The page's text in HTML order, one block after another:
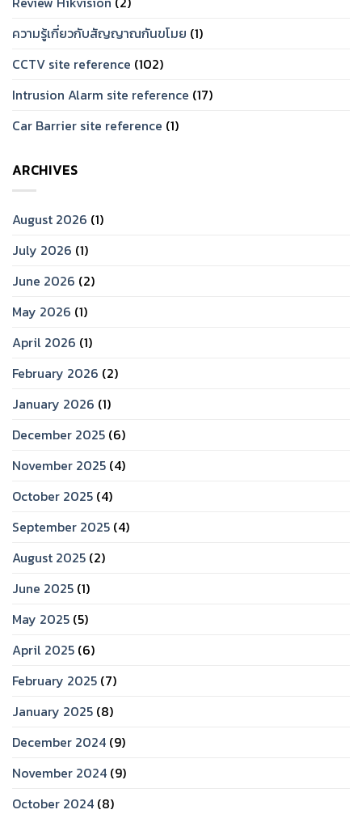
ความรู้เกี่ยวกับสัญญาณกันขโมย (1)
CCTV site reference (102)
Intrusion Alarm site reference (17)
Car Barrier site reference (1)
ARCHIVES
August 2026 (1)
July 2026 (1)
June 2026 (2)
May 2026 (1)
April 2026 (1)
February 2026 (2)
January 2026 (1)
December 2025 (6)
November 2025 (4)
October 2025 (4)
September 2025 (4)
August 2025 (2)
June 2025 (1)
May 2025 (5)
April 2025 (6)
February 2025 (7)
January 2025 (8)
December 2024 (9)
November 2024 (9)
October 2024 (8)